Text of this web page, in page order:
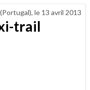
le 13 avril 2013
trail